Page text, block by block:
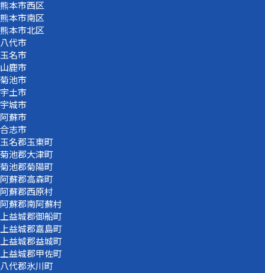
熊本市西区
熊本市南区
熊本市北区
八代市
玉名市
山鹿市
菊池市
宇土市
宇城市
阿蘇市
合志市
玉名郡玉東町
菊池郡大津町
菊池郡菊陽町
阿蘇郡高森町
阿蘇郡西原村
阿蘇郡南阿蘇村
上益城郡御船町
上益城郡嘉島町
上益城郡益城町
上益城郡甲佐町
八代郡氷川町